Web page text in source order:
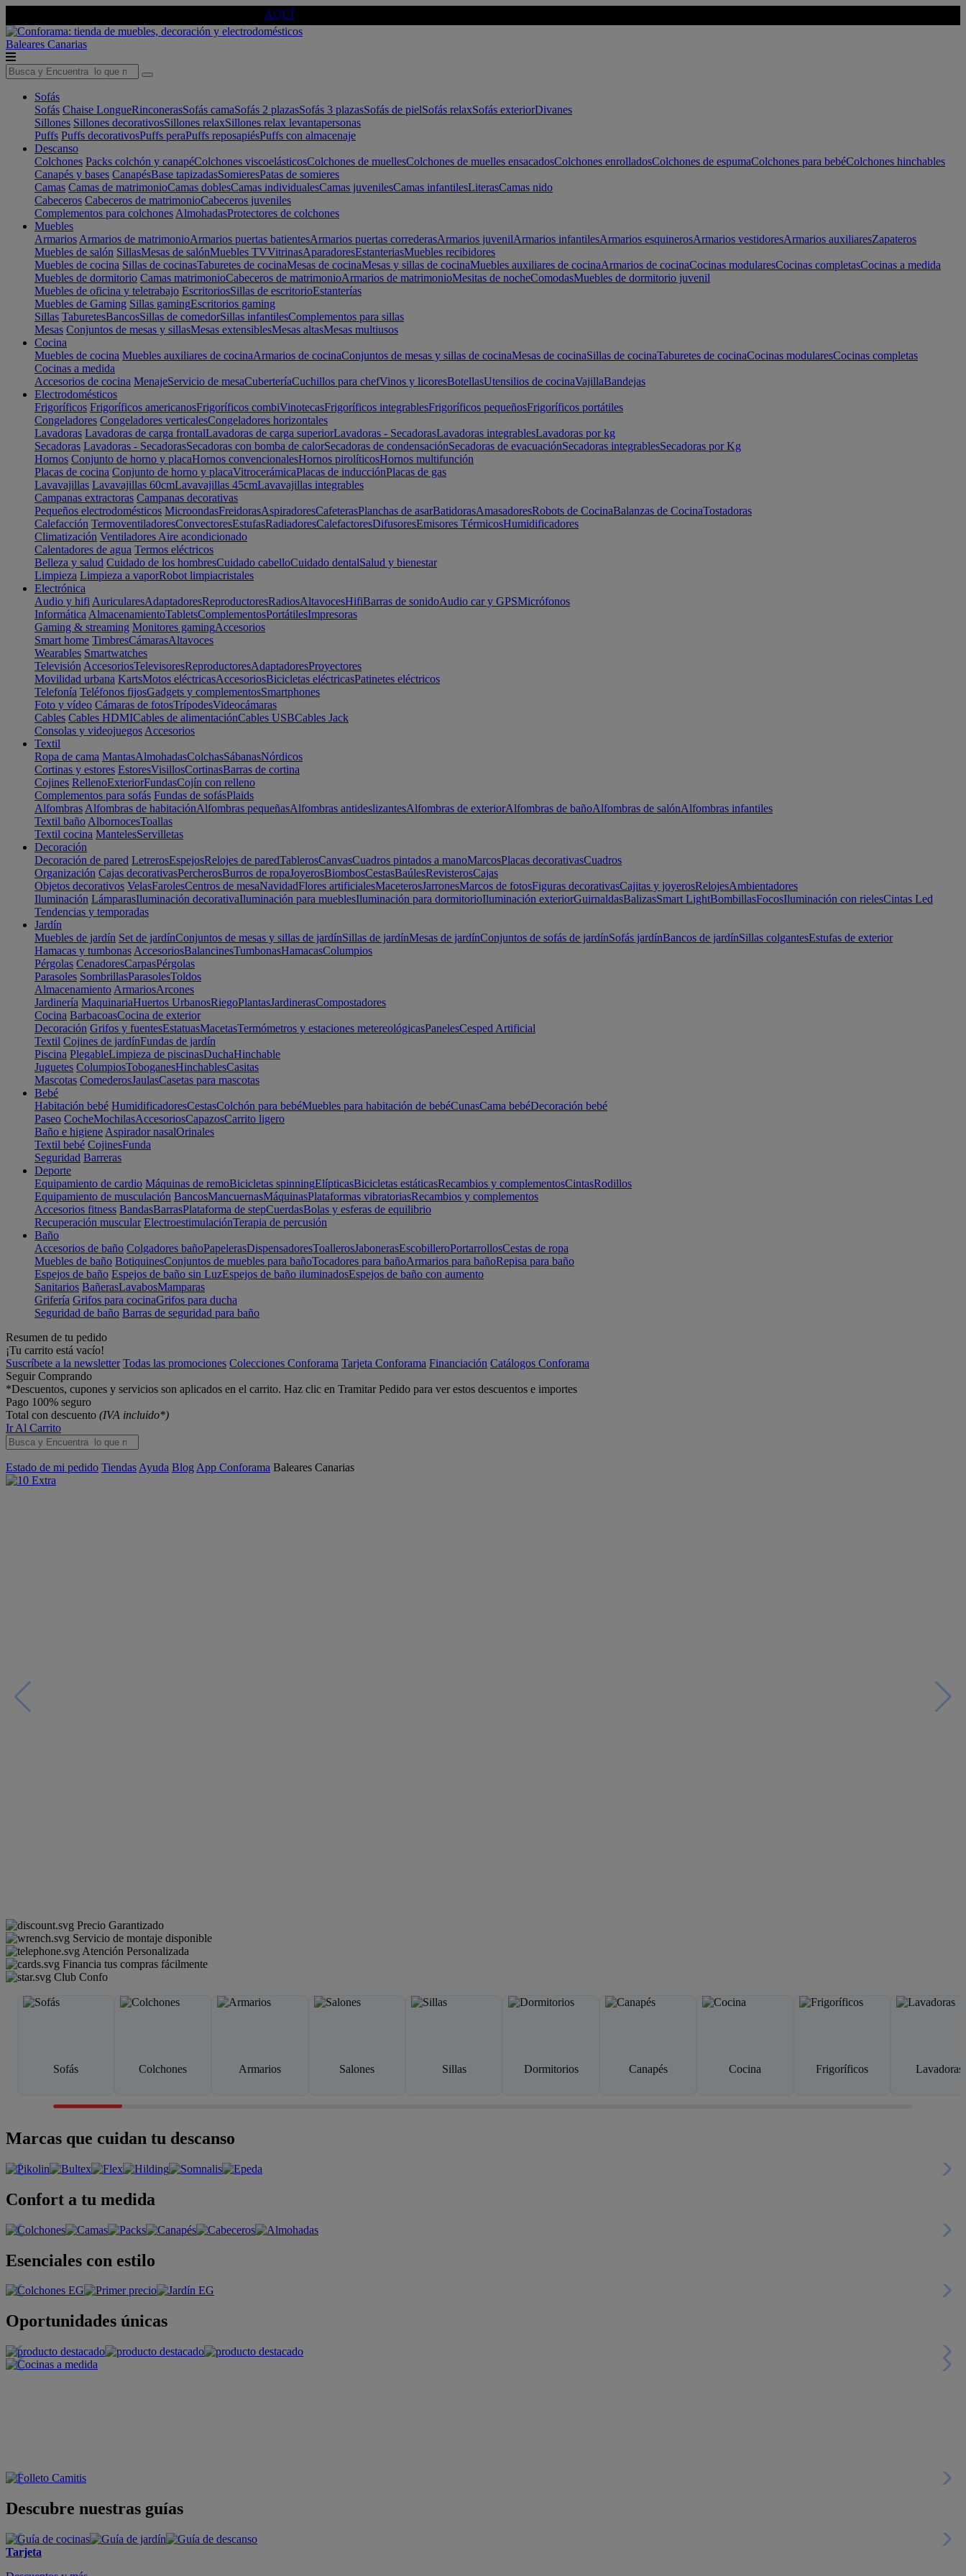
AQUÍ
Baleares Canarias
Sofás
Sofás Chaise LongueRinconerasSofás camaSofás 2 plazasSofás 3 plazasSofás de pielSofás relaxSofás exteriorDivanes
Sillones Sillones decorativosSillones relaxSillones relax levantapersonas
Puffs Puffs decorativosPuffs peraPuffs reposapiésPuffs con almacenaje
Descanso
Colchones Packs colchón y canapéColchones viscoelásticosColchones de muellesColchones de muelles ensacadosColchones enrolladosColchones de espumaColchones para bebéColchones hinchables
Canapés y bases CanapésBase tapizadasSomieresPatas de somieres
Camas Camas de matrimonioCamas doblesCamas individualesCamas juvenilesCamas infantilesLiterasCamas nido
Cabeceros Cabeceros de matrimonioCabeceros juveniles
Complementos para colchones AlmohadasProtectores de colchones
Muebles
Armarios Armarios de matrimonioArmarios puertas batientesArmarios puertas correderasArmarios juvenilArmarios infantilesArmarios esquinerosArmarios vestidoresArmarios auxiliaresZapateros
Muebles de salón SillasMesas de salónMuebles TVVitrinasAparadoresEstanteriasMuebles recibidores
Muebles de cocina Sillas de cocinasTaburetes de cocinaMesas de cocinaMesas y sillas de cocinaMuebles auxiliares de cocinaArmarios de cocinaCocinas modularesCocinas completasCocinas a medida
Muebles de dormitorio Camas matrimonioCabeceros de matrimonioArmarios de matrimonioMesitas de nocheComodasMuebles de dormitorio juvenil
Muebles de oficina y teletrabajo EscritoriosSillas de escritorioEstanterías
Muebles de Gaming Sillas gamingEscritorios gaming
Sillas TaburetesBancosSillas de comedorSillas infantilesComplementos para sillas
Mesas Conjuntos de mesas y sillasMesas extensiblesMesas altasMesas multiusos
Cocina
Muebles de cocina Muebles auxiliares de cocinaArmarios de cocinaConjuntos de mesas y sillas de cocinaMesas de cocinaSillas de cocinaTaburetes de cocinaCocinas modularesCocinas completas
Cocinas a medida
Accesorios de cocina MenajeServicio de mesaCuberteríaCuchillos para chefVinos y licoresBotellasUtensilios de cocinaVajillaBandejas
Electrodomésticos
Frigoríficos Frigoríficos americanosFrigoríficos combiVinotecasFrigoríficos integrablesFrigoríficos pequeñosFrigoríficos portátiles
Congeladores Congeladores verticalesCongeladores horizontales
Lavadoras Lavadoras de carga frontalLavadoras de carga superiorLavadoras - SecadorasLavadoras integrablesLavadoras por kg
Secadoras Lavadoras - SecadorasSecadoras con bomba de calorSecadoras de condensaciónSecadoras de evacuaciónSecadoras integrablesSecadoras por Kg
Hornos Conjunto de horno y placaHornos convencionalesHornos pirolíticosHornos multifunción
Placas de cocina Conjunto de horno y placaVitrocerámicaPlacas de inducciónPlacas de gas
Lavavajillas Lavavajillas 60cmLavavajillas 45cmLavavajillas integrables
Campanas extractoras Campanas decorativas
Pequeños electrodomésticos MicroondasFreidorasAspiradoresCafeterasPlanchas de asarBatidorasAmasadoresRobots de CocinaBalanzas de CocinaTostadoras
Calefacción TermoventiladoresConvectoresEstufasRadiadoresCalefactoresDifusoresEmisores TérmicosHumidificadores
Climatización Ventiladores Aire acondicionado
Calentadores de agua Termos eléctricos
Belleza y salud Cuidado de los hombresCuidado cabelloCuidado dentalSalud y bienestar
Limpieza Limpieza a vaporRobot limpiacristales
Electrónica
Audio y hifi AuricularesAdaptadoresReproductoresRadiosAltavocesHifiBarras de sonidoAudio car y GPSMicrófonos
Informática AlmacenamientoTabletsComplementosPortátilesImpresoras
Gaming & streaming Monitores gamingAccesorios
Smart home TimbresCámarasAltavoces
Wearables Smartwatches
Televisión AccesoriosTelevisoresReproductoresAdaptadoresProyectores
Movilidad urbana KartsMotos eléctricasAccesoriosBicicletas eléctricasPatinetes eléctricos
Telefonía Teléfonos fijosGadgets y complementosSmartphones
Foto y vídeo Cámaras de fotosTrípodesVideocámaras
Cables Cables HDMICables de alimentaciónCables USBCables Jack
Consolas y videojuegos Accesorios
Textil
Ropa de cama MantasAlmohadasColchasSábanasNórdicos
Cortinas y estores EstoresVisillosCortinasBarras de cortina
Cojines RellenoExteriorFundasCojín con relleno
Complementos para sofás Fundas de sofásPlaids
Alfombras Alfombras de habitaciónAlfombras pequeñasAlfombras antideslizantesAlfombras de exteriorAlfombras de bañoAlfombras de salónAlfombras infantiles
Textil baño AlbornocesToallas
Textil cocina MantelesServilletas
Decoración
Decoración de pared LetrerosEspejosRelojes de paredTablerosCanvasCuadros pintados a manoMarcosPlacas decorativasCuadros
Organización Cajas decorativasPercherosBurros de ropaJoyerosBiombosCestasBaúlesRevisterosCajas
Objetos decorativos VelasFarolesCentros de mesaNavidadFlores artificialesMaceterosJarronesMarcos de fotosFiguras decorativasCajitas y joyerosRelojesAmbientadores
Iluminación LámparasIluminación decorativaIluminación para mueblesIluminación para dormitorioIluminación exteriorGuirnaldasBalizasSmart LightBombillasFocosIluminación con rielesCintas Led
Tendencias y temporadas
Jardín
Muebles de jardín Set de jardínConjuntos de mesas y sillas de jardínSillas de jardínMesas de jardínConjuntos de sofás de jardínSofás jardínBancos de jardínSillas colgantesEstufas de exterior
Hamacas y tumbonas AccesoriosBalancinesTumbonasHamacasColumpios
Pérgolas CenadoresCarpasPérgolas
Parasoles SombrillasParasolesToldos
Almacenamiento ArmariosArcones
Jardinería MaquinariaHuertos UrbanosRiegoPlantasJardinerasCompostadores
Cocina BarbacoasCocina de exterior
Decoración Grifos y fuentesEstatuasMacetasTermómetros y estaciones metereológicasPanelesCesped Artificial
Textil Cojines de jardínFundas de jardín
Piscina PlegableLimpieza de piscinasDuchaHinchable
Juguetes ColumpiosToboganesHinchablesCasitas
Mascotas ComederosJaulasCasetas para mascotas
Bebé
Habitación bebé HumidificadoresCestasColchón para bebéMuebles para habitación de bebéCunasCama bebéDecoración bebé
Paseo CocheMochilasAccesoriosCapazosCarrito ligero
Baño e higiene Aspirador nasalOrinales
Textil bebé CojinesFunda
Seguridad Barreras
Deporte
Equipamiento de cardio Máquinas de remoBicicletas spinningElípticasBicicletas estáticasRecambios y complementosCintasRodillos
Equipamiento de musculación BancosMancuernasMáquinasPlataformas vibratoriasRecambios y complementos
Accesorios fitness BandasBarrasPlataforma de stepCuerdasBolas y esferas de equilibrio
Recuperación muscular ElectroestimulaciónTerapia de percusión
Baño
Accesorios de baño Colgadores bañoPapelerasDispensadoresToallerosJabonerasEscobilleroPortarrollosCestas de ropa
Muebles de baño BotiquinesConjuntos de muebles para bañoTocadores para bañoArmarios para bañoRepisa para baño
Espejos de baño Espejos de baño sin LuzEspejos de baño iluminadosEspejos de baño con aumento
Sanitarios BañerasLavabosMamparas
Grifería Grifos para cocinaGrifos para ducha
Seguridad de baño Barras de seguridad para baño
Resumen de tu pedido
¡Tu carrito está vacío!
Suscríbete a la newsletter Todas las promociones Colecciones Conforama Tarjeta Conforama Financiación Catálogos Conforama
Seguir Comprando
*Descuentos, cupones y servicios son aplicados en el carrito. Haz clic en Tramitar Pedido para ver estos descuentos e importes
Pago 100% seguro
Total con descuento (IVA incluido*)
Ir Al Carrito
Estado de mi pedido Tiendas Ayuda Blog App Conforama Baleares Canarias
Precio Garantizado
Servicio de montaje disponible
Atención Personalizada
Financia tus compras fácilmente
Club Confo
Sofás Colchones Armarios Salones Sillas Dormitorios Canapés Cocina Frigoríficos Lavadoras
Marcas que cuidan tu descanso
Confort a tu medida
Esenciales con estilo
Oportunidades únicas
Descubre nuestras guías
Tarjeta